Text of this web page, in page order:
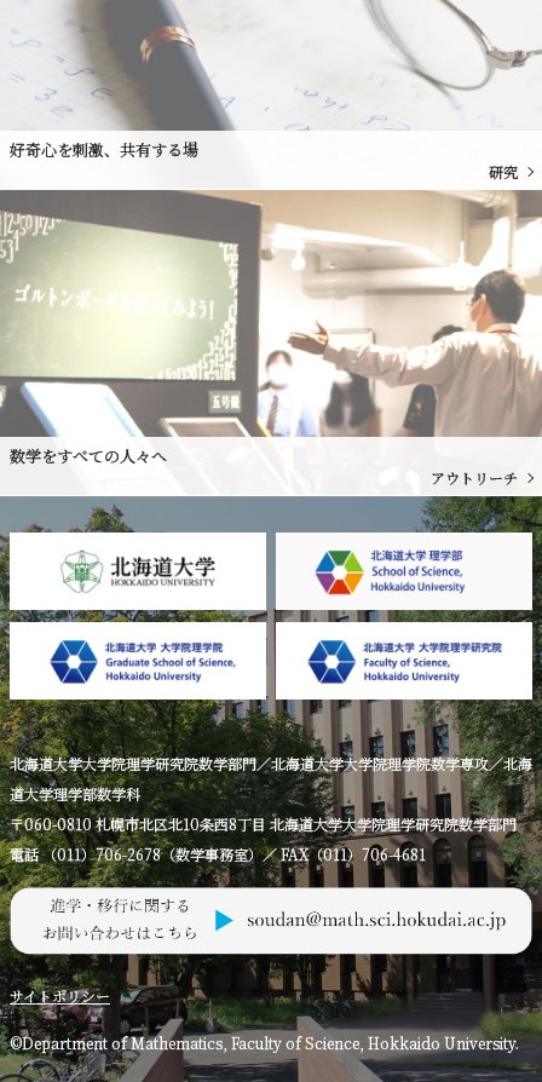
好奇心を刺激、共有する場
研究
数学をすべての人々へ
アウトリーチ
北海道大学大学院理学研究院数学部門／北海道大学大学院理学院数学専攻／北海
道大学理学部数学科
〒060-0810 札幌市北区北10条西8丁目 北海道大学大学院理学研究院数学部門
電話 （011）706-2678（数学事務室）／ FAX（011）706-4681
サイトポリシー
©Department of Mathematics, Faculty of Science, Hokkaido University.